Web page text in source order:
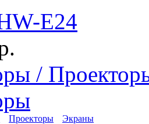
E24
/
Проекторы Экраны